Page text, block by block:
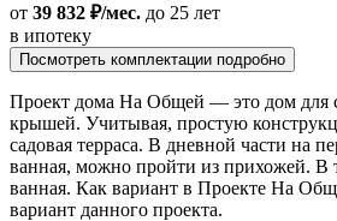
от 39 832 ₽/мес. до 25 лет
в ипотеку
Посмотреть комплектации подробно
Проект дома На Общей — это дом для
крышей. Учитывая, простую
садовая терраса. В дневной части на
ванная, можно пройти из прихожей. В
ванная. Как вариант в Проекте На
вариант данного проекта.